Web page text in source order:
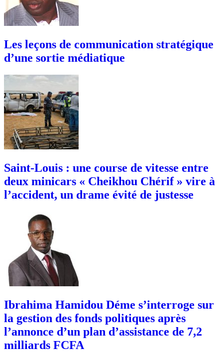
Les leçons de communication stratégique
d’une sortie médiatique
Saint-Louis : une course de vitesse entre
deux minicars « Cheikhou Chérif » vire à
l’accident, un drame évité de justesse
Ibrahima Hamidou Déme s’interroge sur
la gestion des fonds politiques après
l’annonce d’un plan d’assistance de 7,2
milliards FCFA